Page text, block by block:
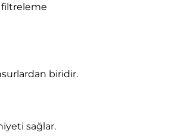
filtreleme
biridir.
sağlar.